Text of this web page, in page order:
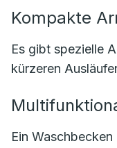
Kompakte
Es gibt spezielle
kürzeren
Ein